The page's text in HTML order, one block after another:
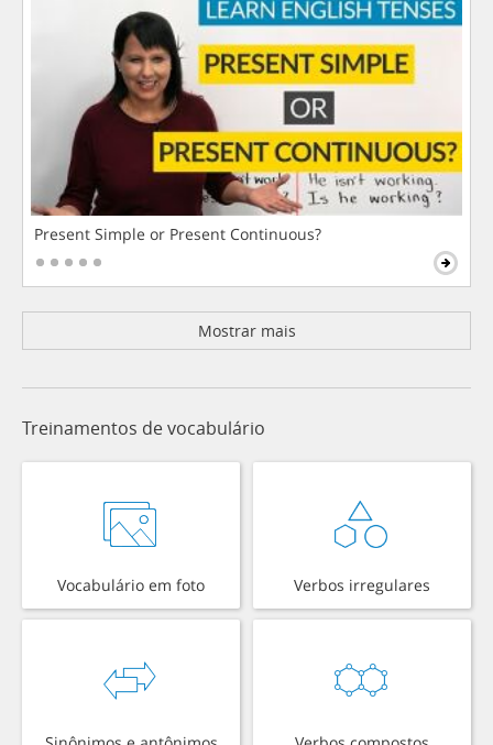
Present Simple or Present Continuous?
Mostrar mais
Treinamentos de vocabulário
Vocabulário em foto Verbos irregulares